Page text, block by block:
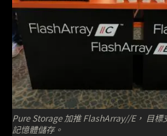
Pure Storage加推 FlashArray//E， 目標
記憶體儲存。